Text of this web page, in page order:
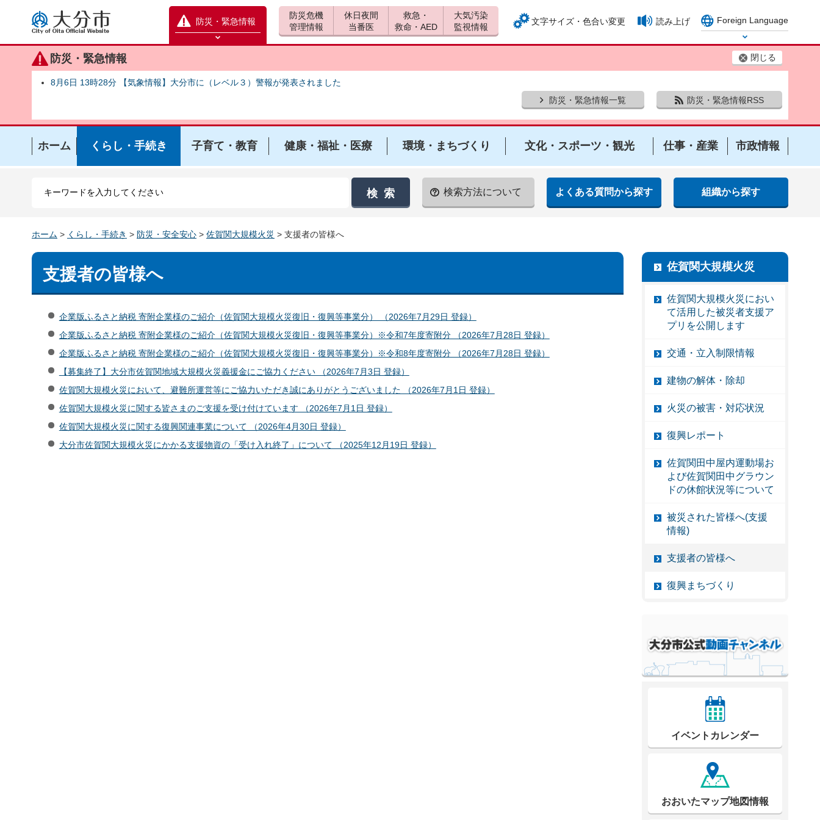
大分市
防災・緊急情報
防災緊急情報を開く
防災・緊急情報 閉じる
8月6日 13時28分 【気象情報】大分市に（レベル３）警報が発表されました
防災・緊急情報一覧
防災・緊急情報RSS
防災危機
管理情報
休日夜間
当番医
救急・
救命・AED
大気汚染
監視情報
文字サイズ・色合い変更 読み上げ
Foreign Language
Select Language
ホーム くらし・手続き 子育て・教育 健康・福祉・医療 環境・まちづくり 文化・スポーツ・観光 仕事・産業 市政情報
検索方法について よくある質問から探す 組織から探す
ホーム > くらし・手続き > 防災・安全安心 > 佐賀関大規模火災 > 支援者の皆様へ
支援者の皆様へ
企業版ふるさと納税 寄附企業様のご紹介（佐賀関大規模火災復旧・復興等事業分） （2026年7月29日 登録）
企業版ふるさと納税 寄附企業様のご紹介（佐賀関大規模火災復旧・復興等事業分）※令和7年度寄附分 （2026年7月28日 登録）
企業版ふるさと納税 寄附企業様のご紹介（佐賀関大規模火災復旧・復興等事業分）※令和8年度寄附分 （2026年7月28日 登録）
【募集終了】大分市佐賀関地域大規模火災義援金にご協力ください （2026年7月3日 登録）
佐賀関大規模火災において、避難所運営等にご協力いただき誠にありがとうございました （2026年7月1日 登録）
佐賀関大規模火災に関する皆さまのご支援を受け付けています （2026年7月1日 登録）
佐賀関大規模火災に関する復興関連事業について （2026年4月30日 登録）
大分市佐賀関大規模火災にかかる支援物資の「受け入れ終了」について （2025年12月19日 登録）
佐賀関大規模火災
佐賀関大規模火災におい
て活用した被災者支援ア
プリを公開します
交通・立入制限情報
建物の解体・除却
火災の被害・対応状況
復興レポート
佐賀関田中屋内運動場お
よび佐賀関田中グラウン
ドの休館状況等について
被災された皆様へ(支援
情報)
支援者の皆様へ
復興まちづくり
イベントカレンダー
おおいたマップ地図情報